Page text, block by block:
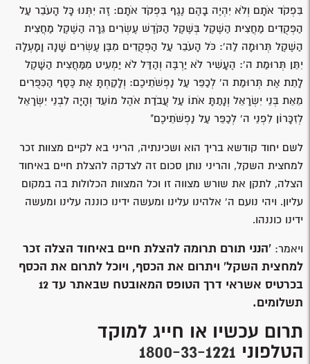
בִּפְקֹד אֹתָם וְלֹא יִהְיֶה בָהֶם נֶגֶף בִּפְקֹד אֹתָם: זֶה יִתְּנוּ כָּל הָעֹבֵר עַל
הַפְּקֻדִים מַחֲצִית הַשֶּׁקֶל בְּשֶׁקֶל הַקֹּדֶשׁ עֶשְׂרִים גֵּרָה הַשֶּׁקֶל מַחֲצִית
הַשֶּׁקֶל תְּרוּמָה לַה': כֹּל הָעֹבֵר עַל הַפְּקֻדִים מִבֶּן עֶשְׂרִים שָׁנָה וָמָעְלָה
יִתֵּן תְּרוּמַת ה': הֶעָשִׁיר לֹא יַרְבֶּה וְהַדַּל לֹא יַמְעִיט מִמַּחֲצִית הַשָּׁקֶל
לָתֵת אֶת תְּרוּמַת ה' לְכַפֵּר עַל נַפְשֹׁתֵיכֶם: וְלָקַחְתָּ אֶת כֶּסֶף הַכִּפֻּרִים
מֵאֵת בְּנֵי יִשְׂרָאֵל וְנָתַתָּ אֹתוֹ עַל עֲבֹדַת אֹהֶל מוֹעֵד וְהָיָה לִבְנֵי יִשְׂרָאֵל
לְזִכָּרוֹן לִפְנֵי ה' לְכַפֵּר עַל נַפְשֹׁתֵיכֶם"
לשם יחוד קודשא בריך הוא ושכינתיה, הריני בא לקיים מצוות זכר
למחצית השקל, והריני נותן סכום זה לצדקה להצלת חיים באיחוד
הצלה, לתקן את שורש מצווה זו וכל המצוות הכלולות בה במקום
עליון. ויהי נועם ה’ אלהינו עלינו ומעשה ידינו כוננה עלינו ומעשה
ידינו כוננהו.
ויאמר: 'הנני תורם תרומה להצלת חיים באיחוד הצלה זכר
למחצית השקל' ויתרום את הכסף, ויוכל לתרום את הכסף
בכרטיס אשראי דרך הטופס המאובטח שבאתר עד 12
תשלומים.
תרום עכשיו או חייג למוקד
הטלפוני 1800-33-1221